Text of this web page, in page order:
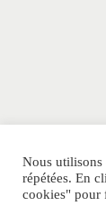
©
Nous utilisons
répétées. En
cookies" pour